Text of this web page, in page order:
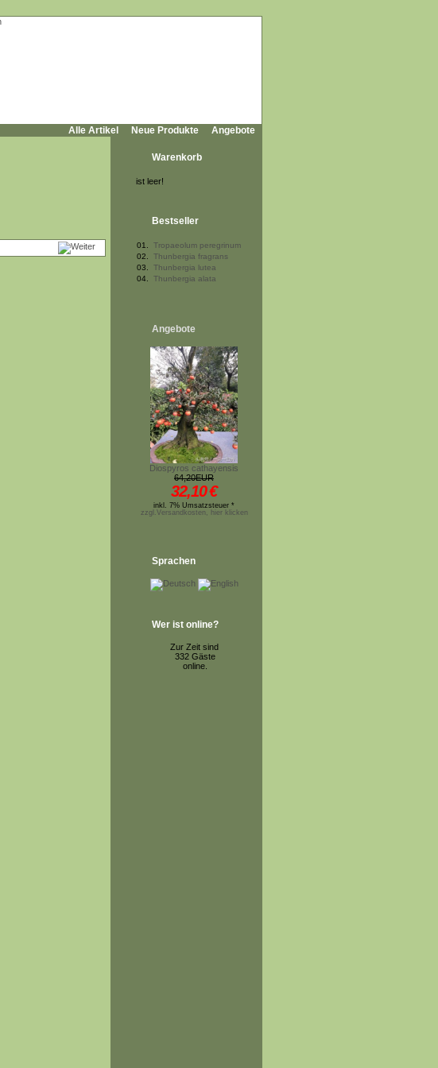
Alle Artikel Neue Produkte Angebote
Warenkorb
ist leer!
Bestseller
01.
Tropaeolum peregrinum
02.
Thunbergia fragrans
03.
Thunbergia lutea
04.
Thunbergia alata
Angebote
Diospyros cathayensis
64,20EUR
32,10€
inkl. 7% Umsatzsteuer *
zzgl.Versandkosten, hier klicken
Sprachen
Wer ist online?
Zur Zeit sind
332 Gäste
online.